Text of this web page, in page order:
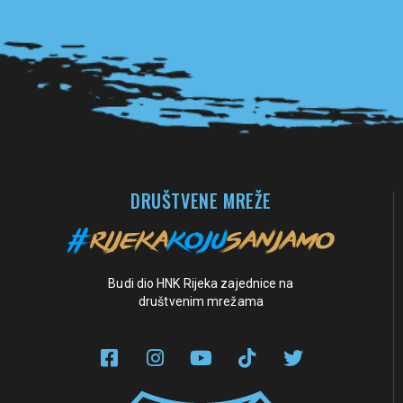
DRUŠTVENE MREŽE
Budi dio HNK Rijeka zajednice na
društvenim mrežama